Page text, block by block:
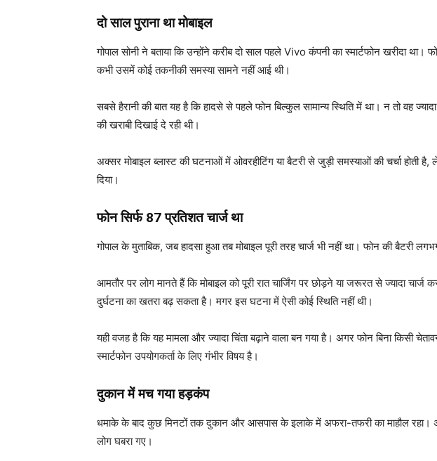
दो साल पुराना था मोबाइल
गोपाल सोनी ने बताया कि उन्होंने करीब दो साल पहले Vivo कंपनी का स्मार्टफोन खरीदा था।
कभी उसमें कोई तकनीकी समस्या सामने नहीं आई थी।
सबसे हैरानी की बात यह है कि हादसे से पहले फोन बिल्कुल सामान्य स्थिति में था। न तो वह
की खराबी दिखाई दे रही थी।
अक्सर मोबाइल ब्लास्ट की घटनाओं में ओवरहीटिंग या बैटरी से जुड़ी समस्याओं की चर्चा होती
दिया।
फोन सिर्फ 87 प्रतिशत चार्ज था
गोपाल के मुताबिक, जब हादसा हुआ तब मोबाइल पूरी तरह चार्ज भी नहीं था। फोन की बैटरी
आमतौर पर लोग मानते हैं कि मोबाइल को पूरी रात चार्जिंग पर छोड़ने या जरूरत से ज्यादा
दुर्घटना का खतरा बढ़ सकता है। मगर इस घटना में ऐसी कोई स्थिति नहीं थी।
यही वजह है कि यह मामला और ज्यादा चिंता बढ़ाने वाला बन गया है। अगर फोन बिना किसी
स्मार्टफोन उपयोगकर्ता के लिए गंभीर विषय है।
दुकान में मच गया हड़कंप
धमाके के बाद कुछ मिनटों तक दुकान और आसपास के इलाके में अफरा-तफरी का माहौल
लोग घबरा गए।